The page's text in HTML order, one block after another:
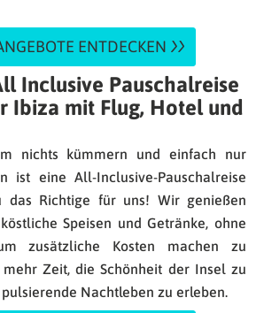
ENTDECKEN
Inclusive Pauschalreise
Ibiza mit Flug, Hotel und
nichts kümmern und einfach nur
ist eine All-Inclusive-Pauschalreise
das Richtige für uns! Wir genießen
Speisen und Getränke, ohne
zusätzliche Kosten machen zu
mehr Zeit, die Schönheit der Insel zu
Nachtleben zu erleben.